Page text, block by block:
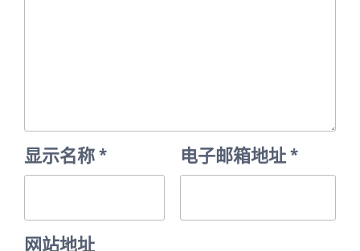
显示名称* 电子邮箱地址*
网站地址